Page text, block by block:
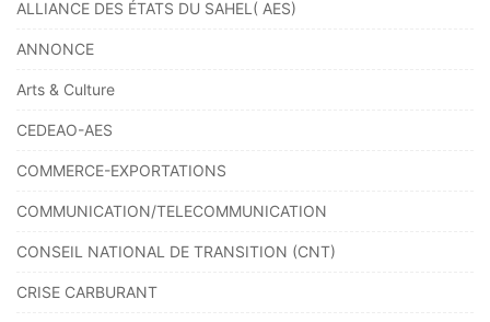
ALLIANCE DES ÉTATS DU SAHEL( AES)
ANNONCE
Arts & Culture
CEDEAO-AES
COMMERCE-EXPORTATIONS
COMMUNICATION/TELECOMMUNICATION
CONSEIL NATIONAL DE TRANSITION (CNT)
CRISE CARBURANT